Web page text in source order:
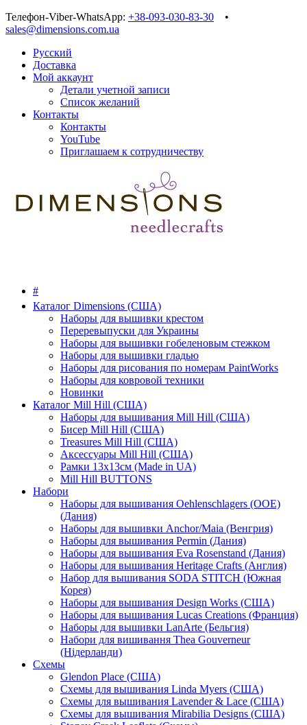
Телефон-Viber-WhatsApp: +38-093-030-83-30 •
sales@dimensions.com.ua
Русский
Доставка
Мой аккаунт
Детали учетной записи
Список желаний
Контакты
Контакты
YouTube
Приглашаем к сотрудничеству
#
Каталог Dimensions (США)
Наборы для вышивки крестом
Переревыпуски для Украины
Наборы для вышивки гобеленовым стежком
Наборы для вышивки гладью
Наборы для рисования по номерам PaintWorks
Наборы для ковровой техники
Новинки
Каталог Mill Hill (США)
Наборы для вышивания Mill Hill (США)
Бисер Mill Hill (США)
Treasures Mill Hill (США)
Аксессуары Mill Hill (США)
Рамки 13х13см (Made in UA)
Mill Hill BUTTONS
Набори
Наборы для вышивания Oehlenschlagers (OOE)
(Дания)
Наборы для вышивки Anchor/Maia (Венгрия)
Наборы для вышивания Permin (Дания)
Наборы для вышивания Eva Rosenstand (Дания)
Наборы для вышивания Heritage Crafts (Англия)
Набор для вышивания SODA STITCH (Южная
Корея)
Наборы для вышивания Design Works (США)
Наборы для вышивания Lucas Creations (Франция)
Наборы для вышивки LanArte (Бельгия)
Набори для вишивання Thea Gouverneur
(Нідерланди)
Схемы
Glendon Place (США)
Схемы для вышивания Linda Myers (США)
Схемы для вышивания Lavender & Lace (США)
Схемы для вышивания Mirabilia Designs (США)